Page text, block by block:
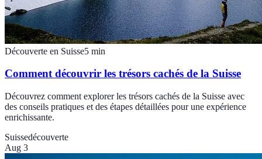
Découverte en Suisse5 min
Comment découvrir les trésors cachés de la Suisse
Découvrez comment explorer les trésors cachés de la Suisse avec
des conseils pratiques et des étapes détaillées pour une expérience
enrichissante.
Suissedécouverte
Aug 3